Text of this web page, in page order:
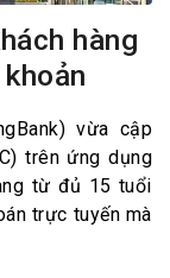
hàng
vừa cập
trên ứng dụng
từ đủ 15 tuổi
trực tuyến mà